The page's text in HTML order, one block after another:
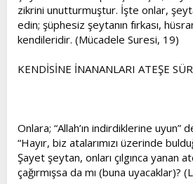
zikrini unutturmuştur. İşte onlar,
edin; şüphesiz şeytanın fırkası,
kendileridir. (Mücadele Suresi, 19)
KENDİSİNE İNANANLARI ATEŞE
Onlara; “Allah’ın indirdiklerine uyun”
“Hayır, biz atalarımızı üzerinde
Şayet şeytan, onları çılgınca yanan
çağırmışsa da mı (buna uyacaklar)?